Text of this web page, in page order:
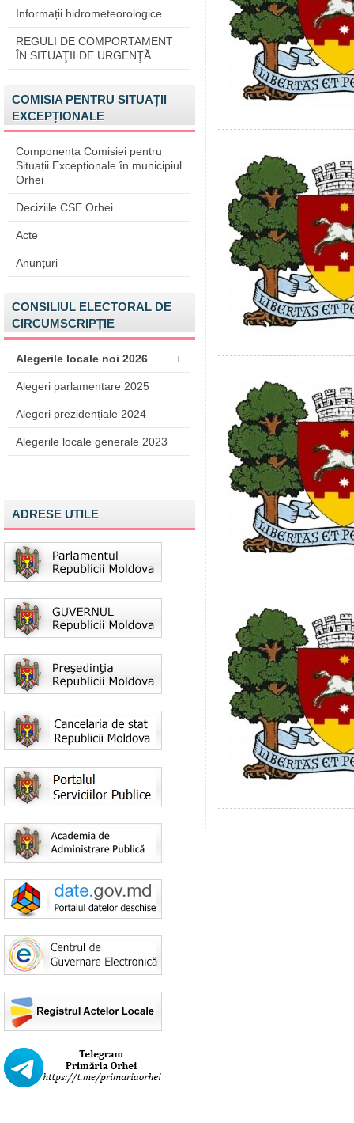
Informații hidrometeorologice
REGULI DE COMPORTAMENT
ÎN SITUAŢII DE URGENŢĂ
COMISIA PENTRU SITUAȚII
EXCEPȚIONALE
Componența Comisiei pentru
Situații Excepționale în municipiul
Orhei
Deciziile CSE Orhei
Acte
Anunțuri
CONSILIUL ELECTORAL DE
CIRCUMSCRIPȚIE
Alegerile locale noi 2026 +
Alegeri parlamentare 2025
Alegeri prezidențiale 2024
Alegerile locale generale 2023
ADRESE UTILE